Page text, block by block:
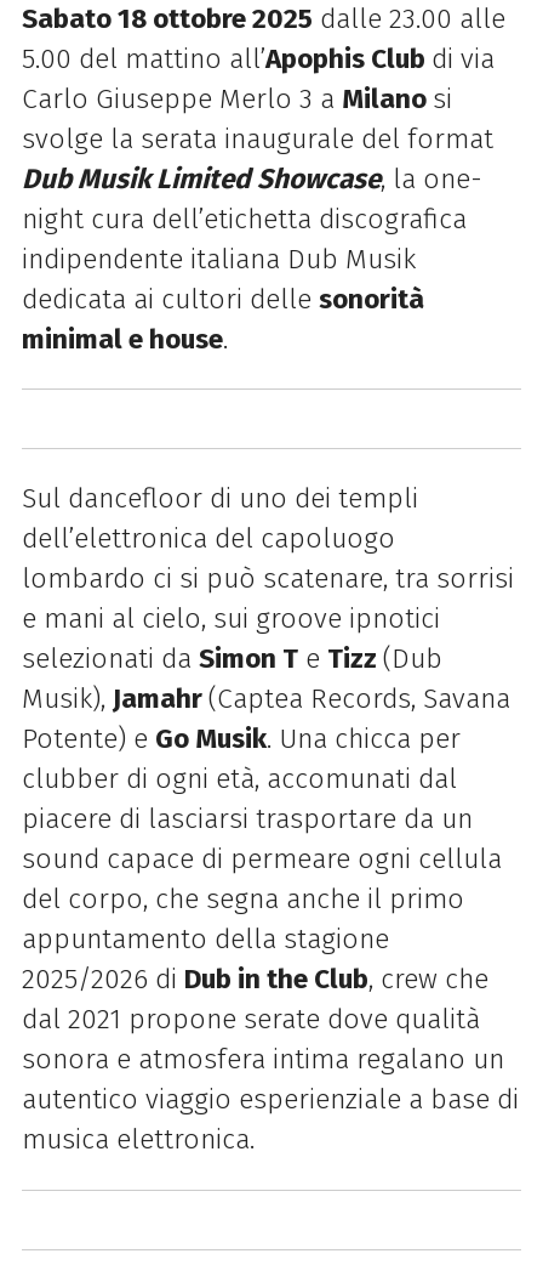
Sabato 18 ottobre 2025 dalle 23.00 alle
5.00 del mattino all’Apophis Club di via
Carlo Giuseppe Merlo 3 a Milano si
svolge la serata inaugurale del format
Dub Musik Limited Showcase, la one-
night cura dell’etichetta discografica
indipendente italiana Dub Musik
dedicata ai cultori delle sonorità
minimal e house.
Sul dancefloor di uno dei templi
dell’elettronica del capoluogo
lombardo ci si può scatenare, tra sorrisi
e mani al cielo, sui groove ipnotici
selezionati da Simon Te Tizz (Dub
Musik), Jamahr(Captea Records, Savana
Potente) e Go Musik. Una chicca per
clubber di ogni età, accomunati dal
piacere di lasciarsi trasportare da un
sound capace di permeare ogni cellula
del corpo, che segna anche il primo
appuntamento della stagione
2025/2026 di Dub in the Club, crew che
dal 2021 propone serate dove qualità
sonora e atmosfera intima regalano un
autentico viaggio esperienziale a base di
musica elettronica.